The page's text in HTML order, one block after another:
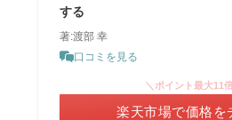
する
著:渡部 幸
口コミを見る
＼ポイント最大11
楽天市場で価格を